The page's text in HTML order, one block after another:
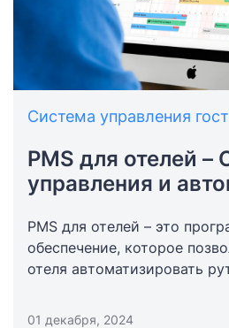
Система управления
PMS для отелей –
PMS для отелей – это
обеспечение, которое
отеля автоматизировать
управлением горничными.
01 декабря, 2024